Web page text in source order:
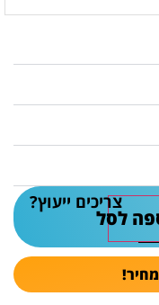
לסל
צריכים ייעוץ?